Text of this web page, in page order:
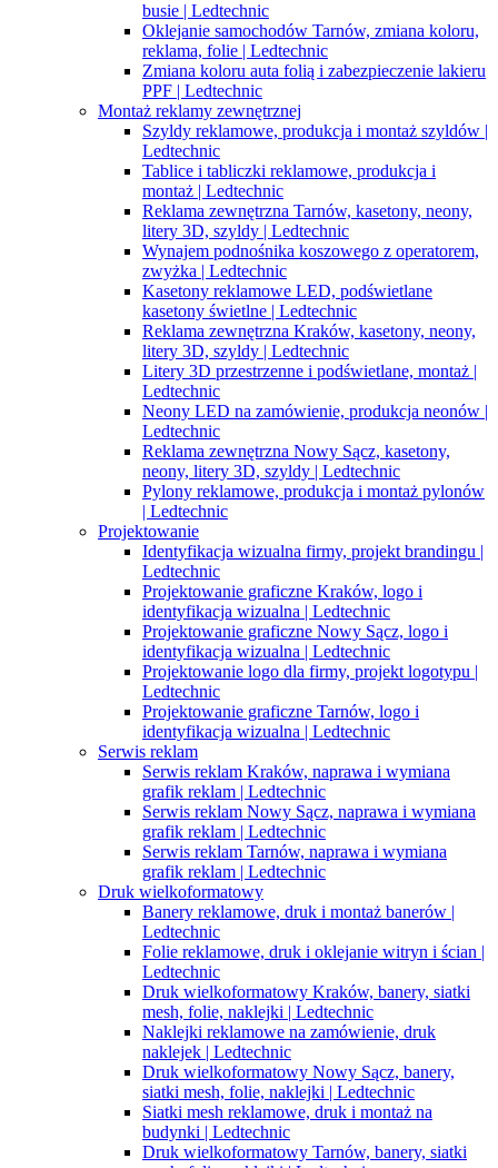
busie | Ledtechnic
Oklejanie samochodów Tarnów, zmiana koloru,
reklama, folie | Ledtechnic
Zmiana koloru auta folią i zabezpieczenie lakieru
PPF | Ledtechnic
Montaż reklamy zewnętrznej
Szyldy reklamowe, produkcja i montaż szyldów |
Ledtechnic
Tablice i tabliczki reklamowe, produkcja i
montaż | Ledtechnic
Reklama zewnętrzna Tarnów, kasetony, neony,
litery 3D, szyldy | Ledtechnic
Wynajem podnośnika koszowego z operatorem,
zwyżka | Ledtechnic
Kasetony reklamowe LED, podświetlane
kasetony świetlne | Ledtechnic
Reklama zewnętrzna Kraków, kasetony, neony,
litery 3D, szyldy | Ledtechnic
Litery 3D przestrzenne i podświetlane, montaż |
Ledtechnic
Neony LED na zamówienie, produkcja neonów |
Ledtechnic
Reklama zewnętrzna Nowy Sącz, kasetony,
neony, litery 3D, szyldy | Ledtechnic
Pylony reklamowe, produkcja i montaż pylonów
| Ledtechnic
Projektowanie
Identyfikacja wizualna firmy, projekt brandingu |
Ledtechnic
Projektowanie graficzne Kraków, logo i
identyfikacja wizualna | Ledtechnic
Projektowanie graficzne Nowy Sącz, logo i
identyfikacja wizualna | Ledtechnic
Projektowanie logo dla firmy, projekt logotypu |
Ledtechnic
Projektowanie graficzne Tarnów, logo i
identyfikacja wizualna | Ledtechnic
Serwis reklam
Serwis reklam Kraków, naprawa i wymiana
grafik reklam | Ledtechnic
Serwis reklam Nowy Sącz, naprawa i wymiana
grafik reklam | Ledtechnic
Serwis reklam Tarnów, naprawa i wymiana
grafik reklam | Ledtechnic
Druk wielkoformatowy
Banery reklamowe, druk i montaż banerów |
Ledtechnic
Folie reklamowe, druk i oklejanie witryn i ścian |
Ledtechnic
Druk wielkoformatowy Kraków, banery, siatki
mesh, folie, naklejki | Ledtechnic
Naklejki reklamowe na zamówienie, druk
naklejek | Ledtechnic
Druk wielkoformatowy Nowy Sącz, banery,
siatki mesh, folie, naklejki | Ledtechnic
Siatki mesh reklamowe, druk i montaż na
budynki | Ledtechnic
Druk wielkoformatowy Tarnów, banery, siatki